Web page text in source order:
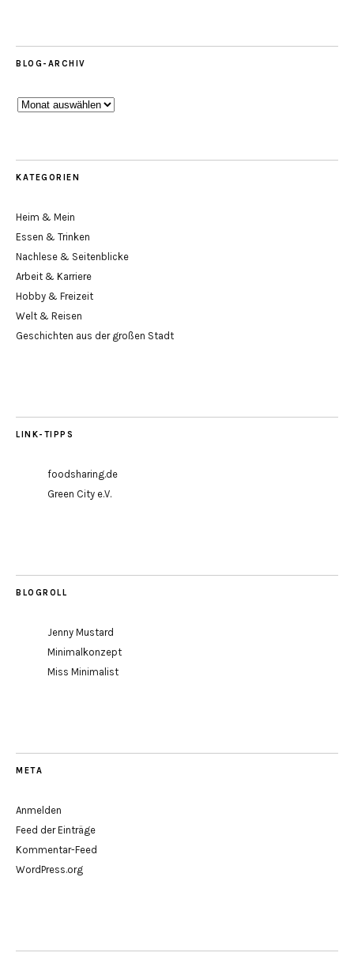
BLOG-ARCHIV
Blog-
KATEGORIEN
Heim & Mein
Essen & Trinken
Nachlese & Seitenblicke
Arbeit & Karriere
Hobby & Freizeit
Welt & Reisen
Geschichten aus der großen Stadt
LINK-TIPPS
foodsharing.de
Green City e.V.
BLOGROLL
Jenny Mustard
Minimalkonzept
Miss Minimalist
META
Anmelden
Feed der Einträge
Kommentar-Feed
WordPress.org